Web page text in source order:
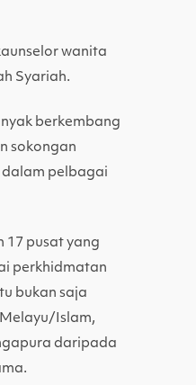
wanita
Syariah.
berkembang
sokongan
pelbagai
17 pusat yang
perkhidmatan
bukan saja
Islam,
daripada